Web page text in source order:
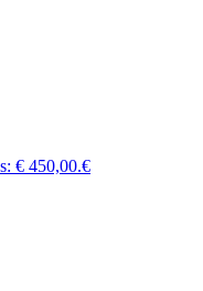
€ 450,00.€